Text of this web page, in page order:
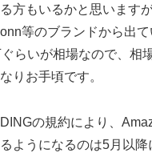
方もいるかと思います
等のブランドから出
らいが相場なので、相
りお手頃です。
の規約により、
ようになるのは5月以降